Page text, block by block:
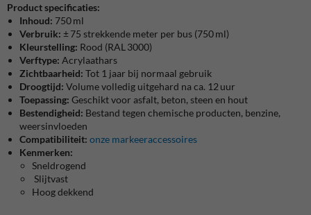
Product specificaties:
Inhoud: 750 ml
Verbruik: ± 75 strekkende meter per bus (750 ml)
Kleurstelling: Rood (RAL 3000)
Verftype: Acrylaathars
Zichtbaarheid: Tot 1 jaar bij normaal gebruik
Droogtijd: Volume volledig uitgehard na ca. 12 uur
Toepassing: Geschikt voor asfalt, beton, steen en hout
Bestendigheid: Bestand tegen chemische producten, benzine,
weersinvloeden
Compatibiliteit: onze markeeraccessoires
Kenmerken:
Sneldrogend
Slijtvast
Hoog dekkend